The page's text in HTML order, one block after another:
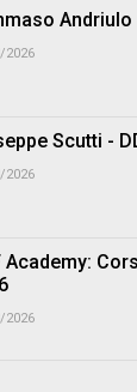
2026
Scutti -
2026
Academy:
2026